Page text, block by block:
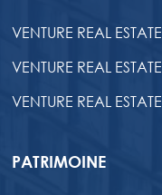
VENTURE REAL ESTATE
VENTURE REAL ESTATE
VENTURE REAL ESTATE
PATRIMOINE